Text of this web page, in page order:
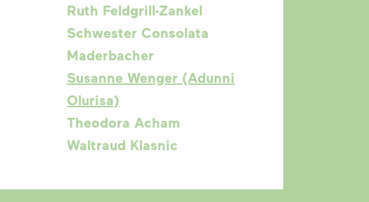
Ruth Feldgrill-Zankel
Schwester Consolata
Maderbacher
Susanne Wenger (Adunni
Olurisa)
Theodora Acham
Waltraud Klasnic